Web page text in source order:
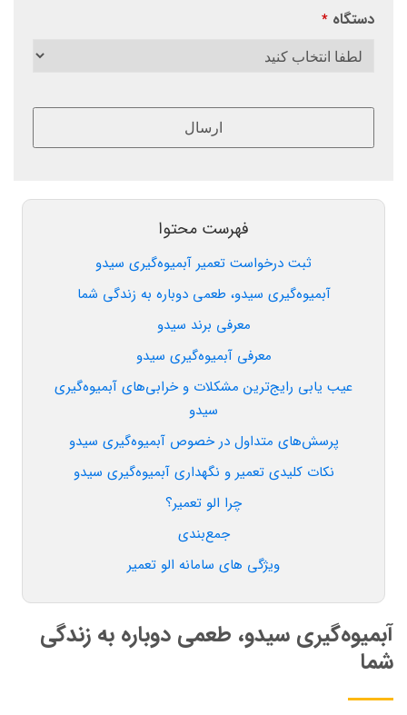
دستگاه *
ارسال
قسمت
فهرست محتوا
ثبت درخواست تعمیر آبمیوه‌گیری سیدو
آبمیوه‌گیری سیدو، طعمی دوباره به زندگی شما
معرفی برند سیدو
معرفی آبمیوه‌گیری سیدو
عیب یابی رایج‌ترین مشکلات و خرابی‌های آبمیوه‌گیری
سیدو
پرسش‌های متداول در خصوص آبمیوه‌گیری سیدو
نکات کلیدی تعمیر و نگهداری آبمیوه‌گیری سیدو
چرا الو تعمیر؟
جمع‌بندی
ویژگی های سامانه الو تعمیر
آبمیوه‌گیری سیدو، طعمی دوباره به زندگی
شما